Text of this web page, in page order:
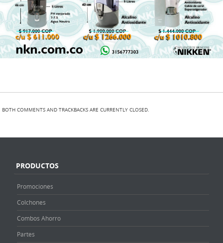
BOTH COMMENTS AND TRACKBACKS ARE CURRENTLY CLOSED.
PRODUCTOS
Promociones
Colchones
Combos Ahorro
Partes